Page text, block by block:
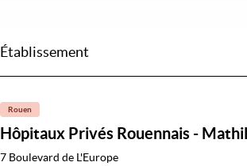
Établissement
Rouen
Hôpitaux Privés Rouennais -
7 Boulevard de L'Europe